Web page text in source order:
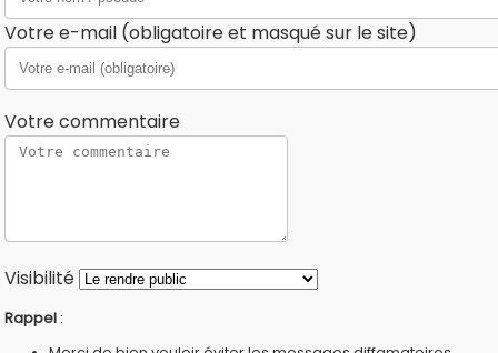
Votre e-mail (obligatoire et masqué sur le site)
Votre commentaire
Visibilité
Rappel :